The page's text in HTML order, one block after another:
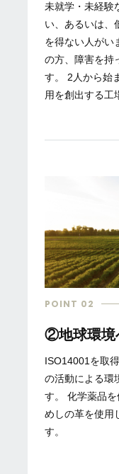
未就学・未経験
い、あるいは、
を得ない人がい
の方、障害を持
す。 2人から始
用を創出する工
POINT 02
②地球環境
ISO14001を取
の活動による環
す。 化学薬品
めしの革を使用
す。